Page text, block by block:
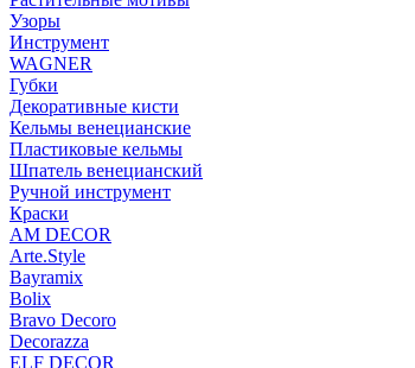
Узоры
Инструмент
WAGNER
Губки
Декоративные кисти
Кельмы венецианские
Пластиковые кельмы
Шпатель венецианский
Ручной инструмент
Краски
AM DECOR
Arte.Style
Bayramix
Bolix
Bravo Decoro
Decorazza
ELF DECOR